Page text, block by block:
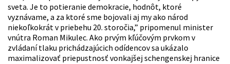
sveta. Je to potieranie demokracie, hodnôt, ktoré
vyznávame, a za ktoré sme bojovali aj my ako národ
niekoľkokrát v priebehu 20. storočia,” pripomenul minister
vnútra Roman Mikulec. Ako prvým kľúčovým prvkom v
zvládaní tlaku prichádzajúcich odídencov sa ukázalo
maximalizovať priepustnosť vonkajšej schengenskej hranice